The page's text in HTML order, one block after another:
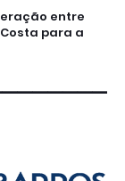
entre
para a